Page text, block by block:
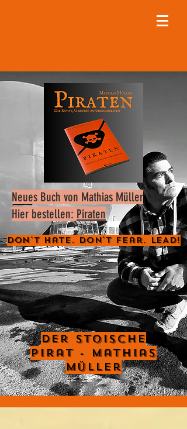
Neues Buch von Mathias Müller
Hier bestellen: Piraten
Don't Hate. Don't Fear. LEAD!
Der Stoische
Pirat - Mathias
Müller